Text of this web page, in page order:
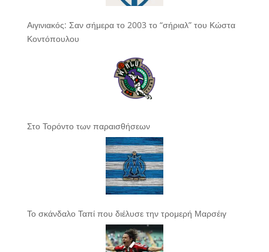
Αιγινιακός: Σαν σήμερα το 2003 το “σήριαλ” του Κώστα
Κοντόπουλου
Στο Τορόντο των παραισθήσεων
Το σκάνδαλο Ταπί που διέλυσε την τρομερή Μαρσέιγ